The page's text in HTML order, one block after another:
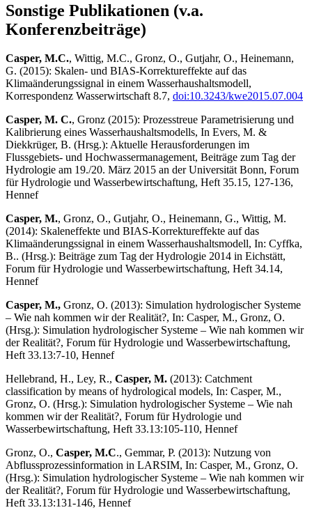
Sonstige Publikationen (v.a.
Konferenzbeiträge)
Casper, M.C., Wittig, M.C., Gronz, O., Gutjahr, O., Heinemann,
G. (2015): Skalen- und BIAS-Korrektureffekte auf das
Klimaänderungssignal in einem Wasserhaushaltsmodell,
Korrespondenz Wasserwirtschaft 8.7, doi:10.3243/kwe2015.07.004
Casper, M. C., Gronz (2015): Prozesstreue Parametrisierung und
Kalibrierung eines Wasserhaus­haltsmodells, In Evers, M. &
Diekkrüger, B. (Hrsg.): Aktuelle Herausforderungen im
Flussgebiets- und Hochwassermanagement, Beiträge zum Tag der
Hydrologie am 19./20. März 2015 an der Universität Bonn, Forum
für Hydrologie und Wasserbewirtschaftung, Heft 35.15, 127-136,
Hennef
Casper, M., Gronz, O., Gutjahr, O., Heinemann, G., Wittig, M.
(2014): Skaleneffekte und BIAS-Korrektureffekte auf das
Klimaänderungssignal in einem Wasserhaushaltsmodell, In: Cyffka,
B.. (Hrsg.): Beiträge zum Tag der Hydrologie 2014 in Eichstätt,
Forum für Hydrologie und Wasserbewirtschaftung, Heft 34.14,
Hennef
Casper, M., Gronz, O. (2013): Simulation hydrologischer Systeme
– Wie nah kommen wir der Realität?, In: Casper, M., Gronz, O.
(Hrsg.): Simulation hydrologischer Systeme – Wie nah kommen wir
der Realität?, Forum für Hydrologie und Wasserbewirtschaftung,
Heft 33.13:7-10, Hennef
Hellebrand, H., Ley, R., Casper, M. (2013): Catchment
classification by means of hydrological models, In: Casper, M.,
Gronz, O. (Hrsg.): Simulation hydrologischer Systeme – Wie nah
kommen wir der Realität?, Forum für Hydrologie und
Wasserbewirtschaftung, Heft 33.13:105-110, Hennef
Gronz, O., Casper, M.C., Gemmar, P. (2013): Nutzung von
Abflussprozessinformation in LARSIM, In: Casper, M., Gronz, O.
(Hrsg.): Simulation hydrologischer Systeme – Wie nah kommen wir
der Realität?, Forum für Hydrologie und Wasserbewirtschaftung,
Heft 33.13:131-146, Hennef